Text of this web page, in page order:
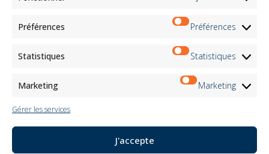
Préférences Préférences
Statistiques Statistiques
Marketing Marketing
Gérer les services
J'accepte
Information for Candidates
Register Information
Newsletter Information